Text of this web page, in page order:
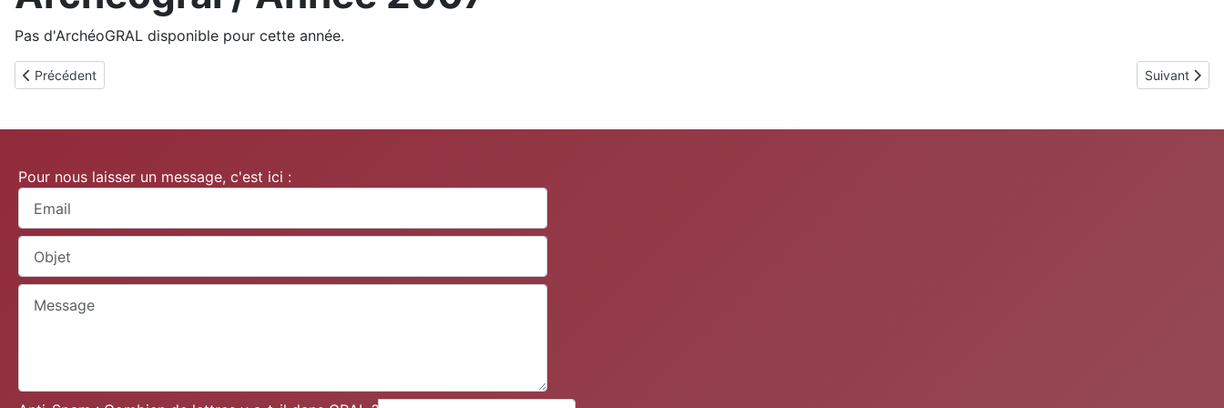
Pas d'ArchéoGRAL disponible pour cette année.
Article précédent : Archéogral / Année 2008
Précédent Article
Suivant
Pour nous laisser un message, c'est ici :